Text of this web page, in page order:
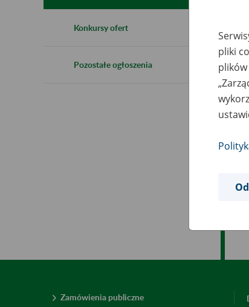
Konkursy ofert
Pozostałe ogłoszenia
Zamówienia publiczne
pliki